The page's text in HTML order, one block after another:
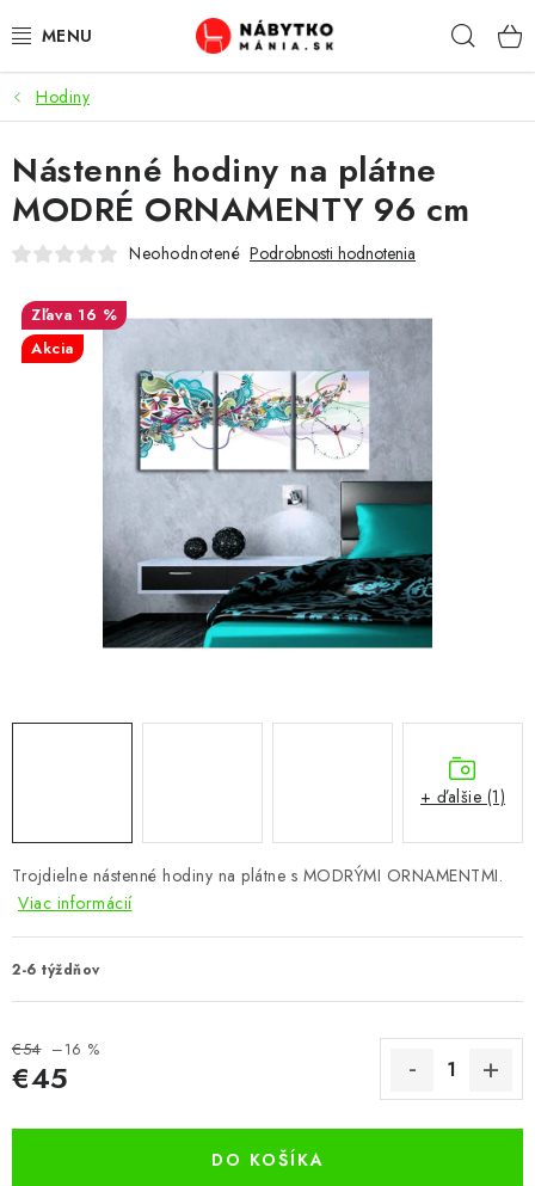
na
VÝPREDAJ
NOVINKY
OBÝVACIA IZBA
SPÁĽŇA
PRACOVŇA / KANCELÁRIA
DETSKÉ A ŠTUDENTSKÉ
ZÁHRADA
Reklamácie a odstúpenie od zmluvy
Hodiny
Trojdielne nástenné hodiny na plátne s MODRÝMI ORNAMENTMI.
Viac informácií
2-6 týždňov
€54 –16 %
€45
DO KOŠÍKA
Nástenné hodiny na plátne
MODRÉ ORNAMENTY 96 cm
Neohodnotené Podrobnosti hodnotenia
16 %
Akcia
+ ďalšie (1)